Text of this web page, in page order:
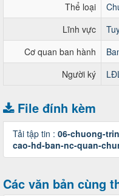
Thể loại
Lĩnh vực
Cơ quan ban hành
Người ký
File đính kèm
Tải tập tin : 06-chuong-
cao-hd-ban-nc-quan-
Các văn bản cùng